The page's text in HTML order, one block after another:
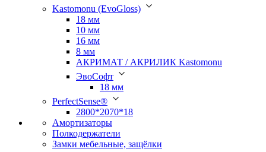
Kastomonu (EvoGloss)
18 мм
10 мм
16 мм
8 мм
АКРИМАТ / АКРИЛИК Kastomonu
ЭвоСофт
18 мм
PerfectSense®
2800*2070*18
Амортизаторы
Полкодержатели
Замки мебельные, защёлки